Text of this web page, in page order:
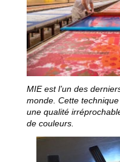
MIE est l’un des
monde. Cette
une qualité
de couleurs.